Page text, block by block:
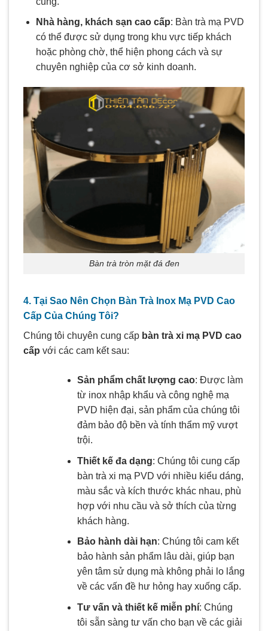
Nhà hàng, khách sạn cao cấp: Bàn trà mạ PVD
có thể được sử dụng trong khu vực tiếp khách
hoặc phòng chờ, thể hiện phong cách và sự
chuyên nghiệp của cơ sở kinh doanh.
Bàn trà tròn mặt đá đen
4. Tại Sao Nên Chọn Bàn Trà Inox Mạ PVD Cao
Cấp Của Chúng Tôi?
Chúng tôi chuyên cung cấp bàn trà xi mạ PVD cao
cấp với các cam kết sau:
Sản phẩm chất lượng cao: Được làm
từ inox nhập khẩu và công nghệ mạ
PVD hiện đại, sản phẩm của chúng tôi
đảm bảo độ bền và tính thẩm mỹ vượt
trội.
Thiết kế đa dạng: Chúng tôi cung cấp
bàn trà xi mạ PVD với nhiều kiểu dáng,
màu sắc và kích thước khác nhau, phù
hợp với nhu cầu và sở thích của từng
khách hàng.
Bảo hành dài hạn: Chúng tôi cam kết
bảo hành sản phẩm lâu dài, giúp bạn
yên tâm sử dụng mà không phải lo lắng
về các vấn đề hư hỏng hay xuống cấp.
Tư vấn và thiết kế miễn phí: Chúng
tôi sẵn sàng tư vấn cho bạn về các giải